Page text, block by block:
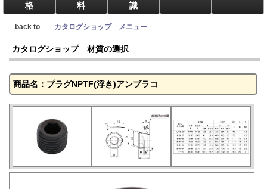
格
料
識
back to カタログショップ メニュー
カタログショップ 材質の選択
商品名：プラグNPTF(浮き)アンブラコ